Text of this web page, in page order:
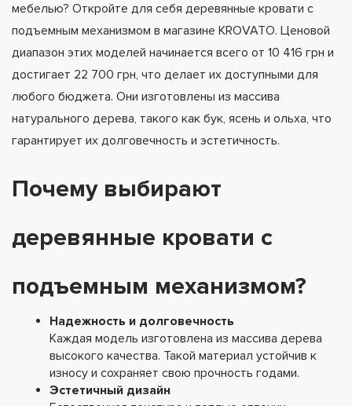
мебелью? Откройте для себя деревянные кровати с
подъемным механизмом в магазине KROVATO. Ценовой
диапазон этих моделей начинается всего от 10 416 грн и
достигает 22 700 грн, что делает их доступными для
любого бюджета. Они изготовлены из массива
натурального дерева, такого как бук, ясень и ольха, что
гарантирует их долговечность и эстетичность.
Почему выбирают
деревянные кровати с
подъемным механизмом?
Надежность и долговечность
Каждая модель изготовлена из массива дерева
высокого качества. Такой материал устойчив к
износу и сохраняет свою прочность годами.
Эстетичный дизайн